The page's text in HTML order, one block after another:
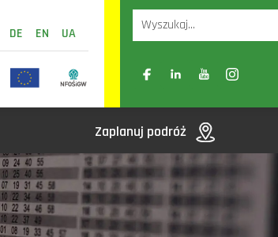
DE EN UA
A- A A+
Zaplanuj podróż